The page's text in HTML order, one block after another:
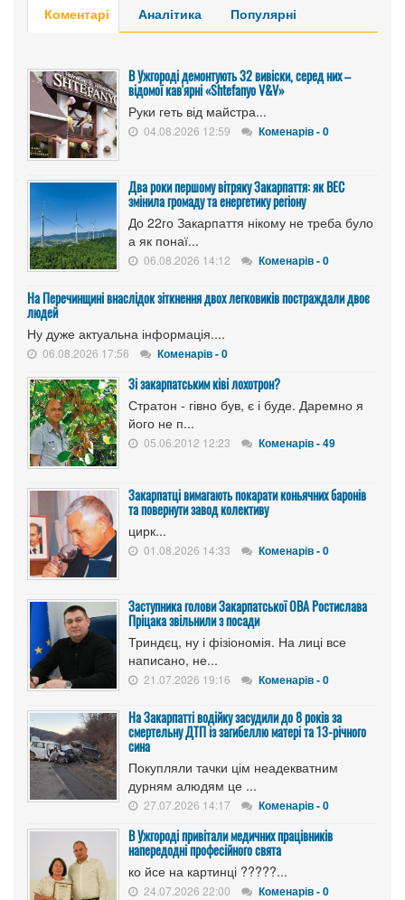
Коментарі Аналітика Популярні
В Ужгороді демонтують 32 вивіски, серед них –
відомої кав'ярні «Shtefanyo V&V»
Руки геть від майстра...
04.08.2026 12:59 Коменарів - 0
Два роки першому вітряку Закарпаття: як ВЕС
змінила громаду та енергетику регіону
До 22го Закарпаття нікому не треба було
а як понаї...
06.08.2026 14:12 Коменарів - 0
На Перечинщині внаслідок зіткнення двох легковиків постраждали двоє
людей
Ну дуже актуальна інформація....
06.08.2026 17:56 Коменарів - 0
Зі закарпатським ківі лохотрон?
Стратон - гівно був, є і буде. Даремно я
його не п...
05.06.2012 12:23 Коменарів - 49
Закарпатці вимагають покарати коньячних баронів
та повернути завод колективу
цирк...
01.08.2026 14:33 Коменарів - 0
Заступника голови Закарпатської ОВА Ростислава
Пріцака звільнили з посади
Триндєц, ну і фізіономія. На лиці все
написано, не...
21.07.2026 19:16 Коменарів - 0
На Закарпатті водійку засудили до 8 років за
смертельну ДТП із загибеллю матері та 13-річного
сина
Покупляли тачки цім неадекватним
дурням алюдям це ...
27.07.2026 14:17 Коменарів - 0
В Ужгороді привітали медичних працівників
напередодні професійного свята
ко йсе на картинці ?????...
24.07.2026 22:00 Коменарів - 0